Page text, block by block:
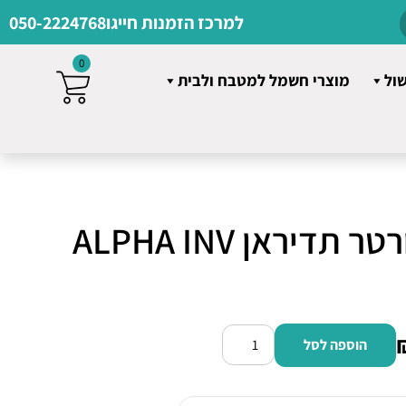
למרכז הזמנות חייגו050-2224768
מוצרי חשמל למטבח ולבית
מזגן עילי אינוורטר תדיראן ALPHA INV
הוספה לסל
כמות
0